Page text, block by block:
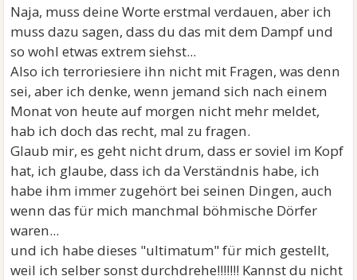
Naja, muss deine Worte erstmal verdauen, aber ich
muss dazu sagen, dass du das mit dem Dampf und
so wohl etwas extrem siehst...
Also ich terroriesiere ihn nicht mit Fragen, was denn
sei, aber ich denke, wenn jemand sich nach einem
Monat von heute auf morgen nicht mehr meldet,
hab ich doch das recht, mal zu fragen.
Glaub mir, es geht nicht drum, dass er soviel im Kopf
hat, ich glaube, dass ich da Verständnis habe, ich
habe ihm immer zugehört bei seinen Dingen, auch
wenn das für mich manchmal böhmische Dörfer
waren...
und ich habe dieses "ultimatum" für mich gestellt,
weil ich selber sonst durchdrehe!!!!!!! Kannst du nicht